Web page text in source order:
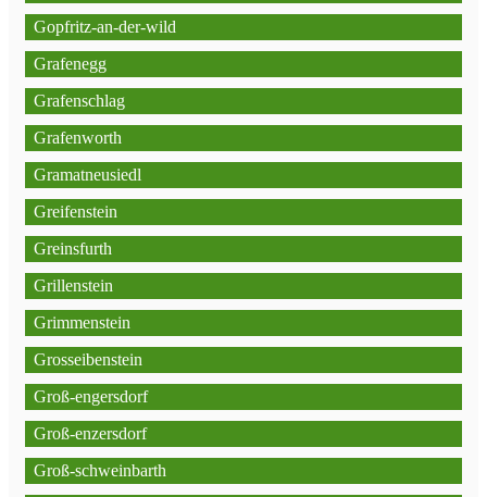
Gopfritz-an-der-wild
Grafenegg
Grafenschlag
Grafenworth
Gramatneusiedl
Greifenstein
Greinsfurth
Grillenstein
Grimmenstein
Grosseibenstein
Groß-engersdorf
Groß-enzersdorf
Groß-schweinbarth